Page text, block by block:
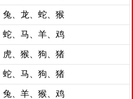
兔、龙、蛇、猴
蛇、马、羊、鸡
虎、猴、狗、猪
蛇、马、狗、猪
兔、羊、猴、鸡